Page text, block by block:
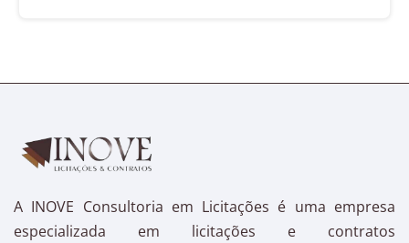
A INOVE Consultoria em Licitações é uma empresa
especializada em licitações e contratos